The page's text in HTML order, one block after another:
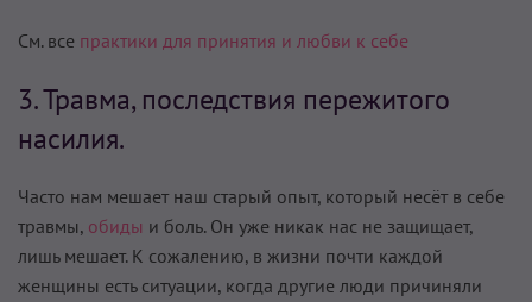
См. все практики для принятия и любви к себе
3. Травма, последствия пережитого
насилия.
Часто нам мешает наш старый опыт, который несёт в себе
травмы, обиды и боль. Он уже никак нас не защищает,
лишь мешает. К сожалению, в жизни почти каждой
женщины есть ситуации, когда другие люди причиняли